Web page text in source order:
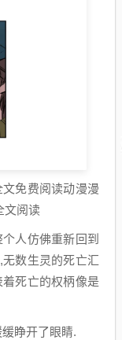
免费阅读动漫漫
文阅读
人仿佛重新回到
数生灵的死亡汇
死亡的权柄像是
睁开了眼睛.